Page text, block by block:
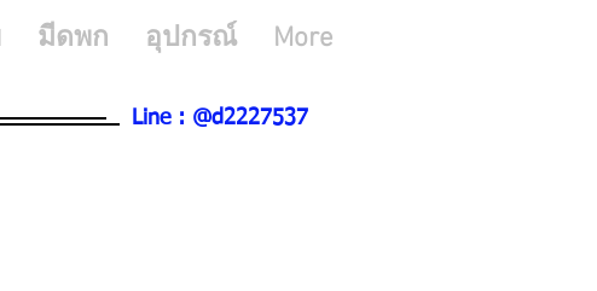
มีดพก อุปกรณ์ More
Line : @d2227537